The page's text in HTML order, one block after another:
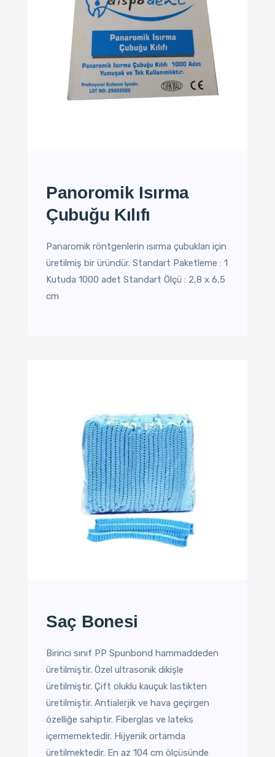
Panoromik Isırma
Çubuğu Kılıfı
Panaromik röntgenlerin ısırma çubukları için
üretilmiş bir üründür. Standart Paketleme : 1
Kutuda 1000 adet Standart Ölçü : 2,8 x 6,5
cm
Saç Bonesi
Birinci sınıf PP Spunbond hammaddeden
üretilmiştir. Özel ultrasonik dikişle
üretilmiştir. Çift oluklu kauçuk lastikten
üretilmiştir. Antialerjik ve hava geçirgen
özelliğe sahiptir. Fiberglas ve lateks
içermemektedir. Hijyenik ortamda
üretilmektedir. En az 104 cm ölçüsünde